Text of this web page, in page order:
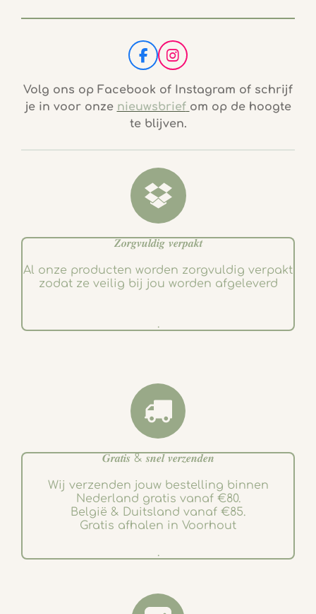
F
a
c
b
o
k
I
n
s
t
a
g
a
Volg ons op Facebook of Instagram of schrijf
je in voor onze nieuwsbrief om op de hoogte
te blijven.
𝒁𝒐𝒓𝒈𝒗𝒖𝒍𝒅𝒊𝒈 𝒗𝒆𝒓𝒑𝒂𝒌𝒕
Al onze producten worden zorgvuldig verpakt
zodat ze veilig bij jou worden afgeleverd
.
𝑮𝒓𝒂𝒕𝒊𝒔 & 𝒔𝒏𝒆𝒍 𝒗𝒆𝒓𝒛𝒆𝒏𝒅𝒆𝒏
Wij verzenden jouw bestelling binnen
Nederland gratis vanaf €80.
België & Duitsland vanaf €85.
Gratis afhalen in Voorhout
.